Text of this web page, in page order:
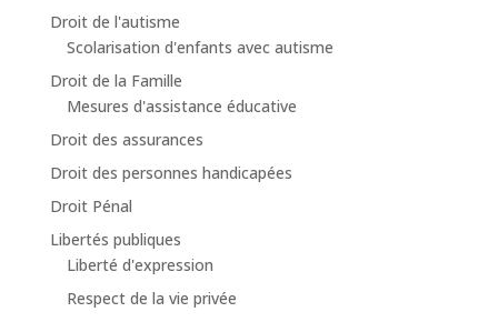
Droit de l'autisme
Scolarisation d'enfants avec autisme
Droit de la Famille
Mesures d'assistance éducative
Droit des assurances
Droit des personnes handicapées
Droit Pénal
Libertés publiques
Liberté d'expression
Respect de la vie privée